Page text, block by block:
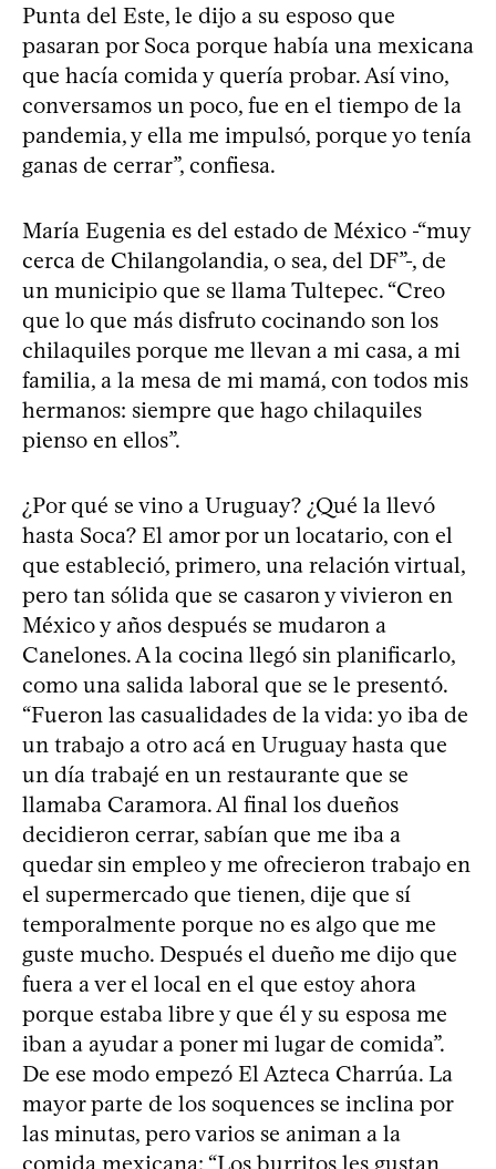
Punta del Este, le dijo a su esposo que
pasaran por Soca porque había una mexicana
que hacía comida y quería probar. Así vino,
conversamos un poco, fue en el tiempo de la
pandemia, y ella me impulsó, porque yo tenía
ganas de cerrar”, confiesa.
María Eugenia es del estado de México -“muy
cerca de Chilangolandia, o sea, del DF”-, de
un municipio que se llama Tultepec. “Creo
que lo que más disfruto cocinando son los
chilaquiles porque me llevan a mi casa, a mi
familia, a la mesa de mi mamá, con todos mis
hermanos: siempre que hago chilaquiles
pienso en ellos”.
¿Por qué se vino a Uruguay? ¿Qué la llevó
hasta Soca? El amor por un locatario, con el
que estableció, primero, una relación virtual,
pero tan sólida que se casaron y vivieron en
México y años después se mudaron a
Canelones. A la cocina llegó sin planificarlo,
como una salida laboral que se le presentó.
“Fueron las casualidades de la vida: yo iba de
un trabajo a otro acá en Uruguay hasta que
un día trabajé en un restaurante que se
llamaba Caramora. Al final los dueños
decidieron cerrar, sabían que me iba a
quedar sin empleo y me ofrecieron trabajo en
el supermercado que tienen, dije que sí
temporalmente porque no es algo que me
guste mucho. Después el dueño me dijo que
fuera a ver el local en el que estoy ahora
porque estaba libre y que él y su esposa me
iban a ayudar a poner mi lugar de comida”.
De ese modo empezó El Azteca Charrúa. La
mayor parte de los soquences se inclina por
las minutas, pero varios se animan a la
comida mexicana: “Los burritos les gustan